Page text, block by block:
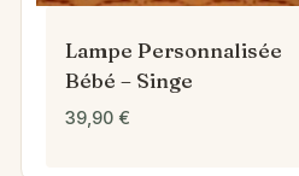
Lampe Personnalisée
Bébé – Singe
39,90 €